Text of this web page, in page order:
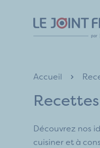
Accueil
Recettes
Découvrez nos
cuisiner et à